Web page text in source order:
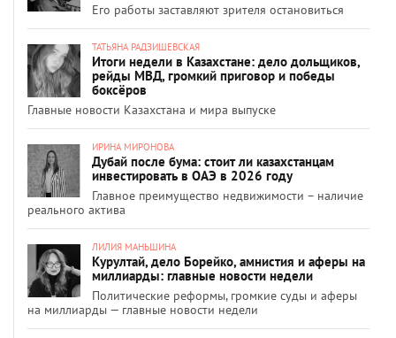
Его работы заставляют зрителя остановиться
ТАТЬЯНА РАДЗИШЕВСКАЯ
Итоги недели в Казахстане: дело дольщиков,
рейды МВД, громкий приговор и победы
боксёров
Главные новости Казахстана и мира выпуске
ИРИНА МИРОНОВА
Дубай после бума: стоит ли казахстанцам
инвестировать в ОАЭ в 2026 году
Главное преимущество недвижимости – наличие
реального актива
ЛИЛИЯ МАНЬШИНА
Курултай, дело Борейко, амнистия и аферы на
миллиарды: главные новости недели
Политические реформы, громкие суды и аферы
на миллиарды — главные новости недели